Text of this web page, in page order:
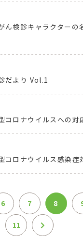
ん検診キャラクターの
だより Vol.1
コロナウイルスへの対
コロナウイルス感染症
6 7 8
11